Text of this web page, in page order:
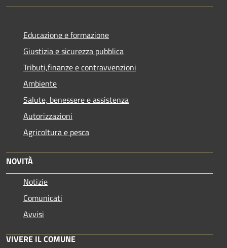
Educazione e formazione
Giustizia e sicurezza pubblica
Tributi,finanze e contravvenzioni
Ambiente
Salute, benessere e assistenza
Autorizzazioni
Agricoltura e pesca
NOVITÀ
Notizie
Comunicati
Avvisi
VIVERE IL COMUNE